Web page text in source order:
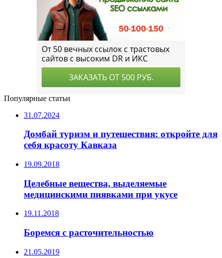
Популярные статьи
31.07.2024
Домбай туризм и путешествия: откройте для
себя красоту Кавказа
19.09.2018
Целебные вещества, выделяемые
медицинскими пиявками при укусе
19.11.2018
Боремся с расточительностью
21.05.2019